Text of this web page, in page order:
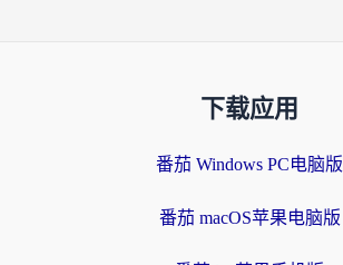
下载应用
番茄 Windows PC电脑版
番茄 macOS苹果电脑版